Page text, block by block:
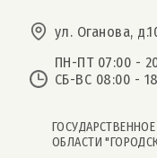
ул. Оганова,
ПН-ПТ 07:00 -
СБ-ВС 08:00 -
ОБЛАСТИ